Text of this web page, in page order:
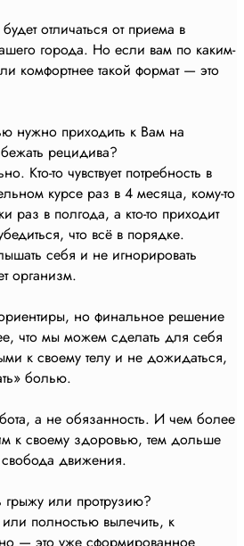
отличаться от приема в
города. Но если вам по каким-
комфортнее такой формат — это
нужно приходить к Вам на
рецидива?
Кто-то чувствует потребность в
курсе раз в 4 месяца, кому-то
раз в полгода, а кто-то приходит
что всё в порядке.
себя и не игнорировать
организм.
но финальное решение
что мы можем сделать для себя
к своему телу и не дожидаться,
болью.
а не обязанность. И чем более
к своему здоровью, тем дольше
свобода движения.
или протрузию?
полностью вылечить, к